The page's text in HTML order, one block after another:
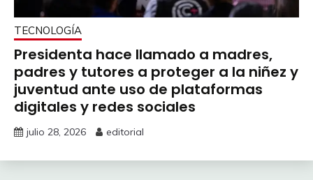
TECNOLOGÍA
Presidenta hace llamado a madres,
padres y tutores a proteger a la niñez y
juventud ante uso de plataformas
digitales y redes sociales
julio 28, 2026 editorial